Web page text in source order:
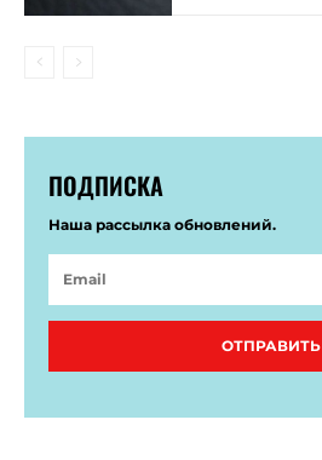
ПОДПИСКА
Наша рассылка обновлений.
ОТПРАВИТЬ